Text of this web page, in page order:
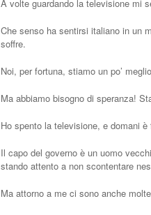
A volte guardando la televisione mi
Che senso ha sentirsi italiano in un
soffre.
Noi, per fortuna, stiamo un po’
Ma abbiamo bisogno di speranza!
Ho spento la televisione, e domani è
Il capo del governo è un uomo
stando attento a non scontentare
Ma attorno a me ci sono anche